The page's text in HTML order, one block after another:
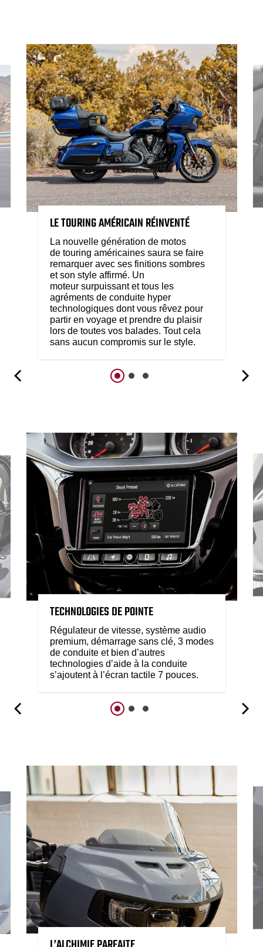
LE TOURING AMÉRICAIN RÉINVENTÉ
La nouvelle génération de motos
de touring américaines saura se faire
remarquer avec ses finitions sombres
et son style affirmé. Un
moteur surpuissant et tous les
agréments de conduite hyper
technologiques dont vous rêvez pour
partir en voyage et prendre du plaisir
lors de toutes vos balades. Tout cela
sans aucun compromis sur le style.
TECHNOLOGIES DE POINTE
Régulateur de vitesse, système audio
premium, démarrage sans clé, 3 modes
de conduite et bien d’autres
technologies d’aide à la conduite
s’ajoutent à l’écran tactile 7 pouces.